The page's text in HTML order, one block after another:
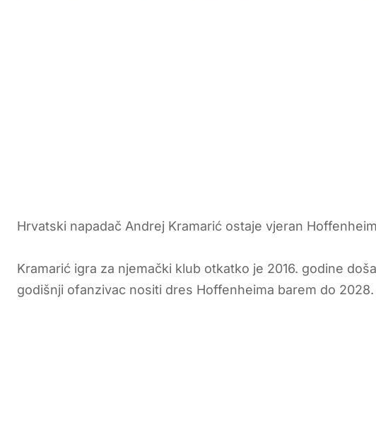
Hrvatski napadač Andrej Kramarić ostaje vjeran
Kramarić igra za njemački klub otkatko je 2016. godine
godišnji ofanzivac nositi dres Hoffenheima barem do